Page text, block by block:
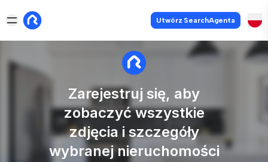
Utwórz SearchAgenta
Zarejestruj się, aby
zobaczyć wszystkie
zdjęcia i szczegóły
wybranej nieruchomości